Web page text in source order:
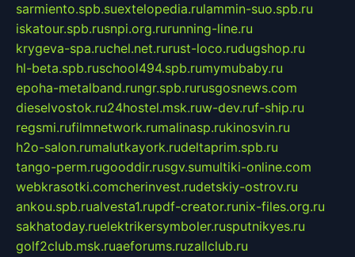
sarmiento.spb.suextelopedia.rulammin-suo.spb.ru
iskatour.spb.rusnpi.org.rurunning-line.ru
krygeva-spa.ruchel.net.rurust-loco.rudugshop.ru
hl-beta.spb.ruschool494.spb.rumymubaby.ru
epoha-metalband.rungr.spb.rurusgosnews.com
dieselvostok.ru24hostel.msk.ruw-dev.ruf-ship.ru
regsmi.rufilmnetwork.rumalinasp.rukinosvin.ru
h2o-salon.rumalutkayork.rudeltaprim.spb.ru
tango-perm.rugooddir.rusgv.sumultiki-online.com
webkrasotki.comcherinvest.rudetskiy-ostrov.ru
ankou.spb.rualvesta1.rupdf-creator.runix-files.org.ru
sakhatoday.ruelektrikersymboler.rusputnikyes.ru
golf2club.msk.ruaeforums.ruzallclub.ru